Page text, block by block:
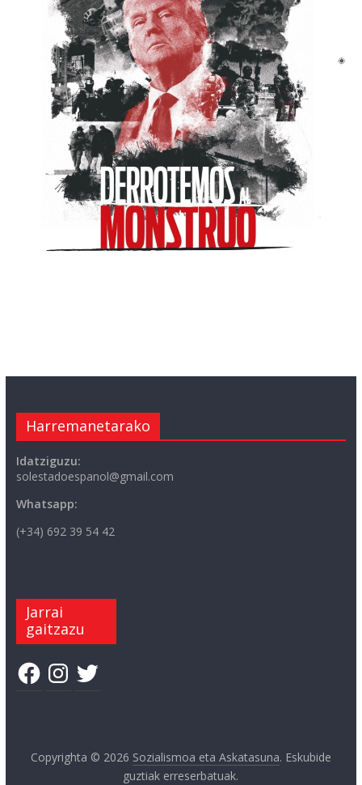
Harremanetarako
Idatziguzu:
solestadoespanol@gmail.com
Whatsapp:
(+34) 692 39 54 42
Jarrai
gaitzazu
FacebookInstagram
Twitter
Copyrighta © 2026 Sozialismoa eta Askatasuna. Eskubide
guztiak erreserbatuak.